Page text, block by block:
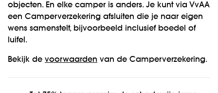
objecten. En elke camper is anders. Je kunt via VvAA
een Camperverzekering afsluiten die je naar eigen
wens samenstelt, bijvoorbeeld inclusief boedel of
luifel.
Bekijk de voorwaarden van de Camperverzekering.